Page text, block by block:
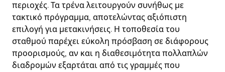
περιοχές. Τα τρένα λειτουργούν συνήθως με
τακτικό πρόγραμμα, αποτελώντας αξιόπιστη
επιλογή για μετακινήσεις. Η τοποθεσία του
σταθμού παρέχει εύκολη πρόσβαση σε διάφορους
προορισμούς, αν και η διαθεσιμότητα πολλαπλών
διαδρομών εξαρτάται από τις γραμμές που